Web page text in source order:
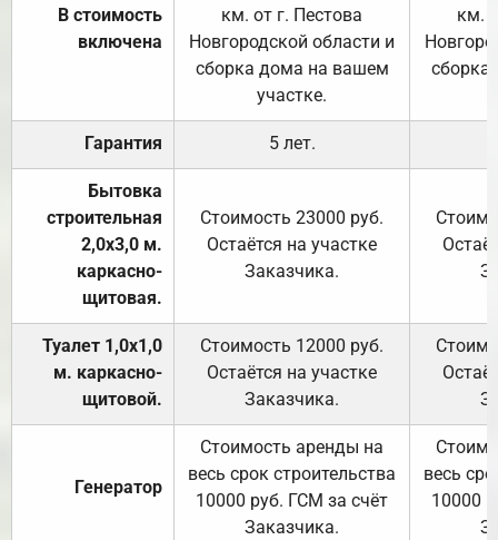
В стоимость
включена
км. от г. Пестова
Новгородской области и
сборка дома на вашем
участке.
км.
Гарантия 5 лет.
Бытовка
строительная
2,0х3,0 м.
каркасно-
щитовая.
Стоимость 23000 руб.
Остаётся на участке
Заказчика.
Туалет 1,0х1,0
м. каркасно-
щитовой.
Стоимость 12000 руб.
Остаётся на участке
Заказчика.
Генератор
Стоимость аренды на
весь срок строительства
10000 руб. ГСМ за счёт
Заказчика.
весь
10000